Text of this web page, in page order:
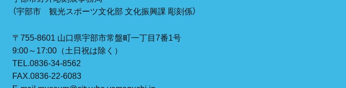
（宇部市 観光スポーツ文化部 文化振興課 彫刻係）
〒755-8601 山口県宇部市常盤町一丁目7番1号
9:00～17:00（土日祝は除く）
TEL.0836-34-8562
FAX.0836-22-6083